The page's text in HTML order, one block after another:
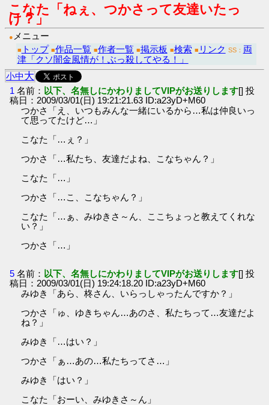
こなた「ねぇ、つかさって友達いたっ
け？」
● メニュー
■ トップ ■作品一覧 ■作者一覧 ■掲示板 ■検索 ■ リンク SS： 両
津「クソ闇金風情が！ぶっ殺してやる！」
小中大
1 名前： 以下、名無しにかわりましてVIPがお送りします[] 投
稿日：2009/03/01(日) 19:21:21.63 ID:a23yD+M60
つかさ「え、いつもみんな一緒にいるから…私は仲良いっ
て思ってたけど…」
こなた「…ぇ？」
つかさ「…私たち、友達だよね、こなちゃん？」
こなた「…」
つかさ「…こ、こなちゃん？」
こなた「…ぁ、みゆきさ～ん、ここちょっと教えてくれな
い？」
つかさ「…」
5 名前： 以下、名無しにかわりましてVIPがお送りします[] 投
稿日：2009/03/01(日) 19:24:18.20 ID:a23yD+M60
みゆき「あら、柊さん、いらっしゃったんですか？」
つかさ「ゅ、ゆきちゃん…あのさ、私たちって…友達だよ
ね？」
みゆき「…はい？」
つかさ「ぁ…あの…私たちってさ…」
みゆき「はい？」
こなた「おーい、みゆきさ～ん」